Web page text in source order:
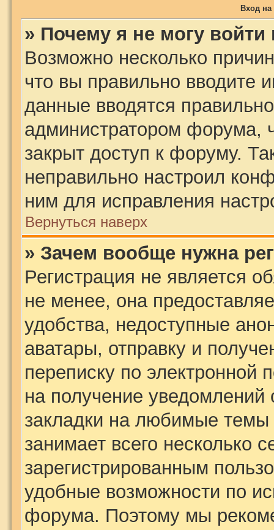
Вход
» Почему я не могу
Возможно несколько
что вы правильно вводите
данные вводятся
администратором форума,
закрыт доступ к форуму.
неправильно настроил
ним для исправления
Вернуться наверх
» Зачем вообще нужна
Регистрация не является
не менее, она
удобства, недоступные
аватары, отправку и
переписку по электронной
на получение
закладки на любимые темы
занимает всего несколько
зарегистрированным
удобные возможности по
форума. Поэтому мы